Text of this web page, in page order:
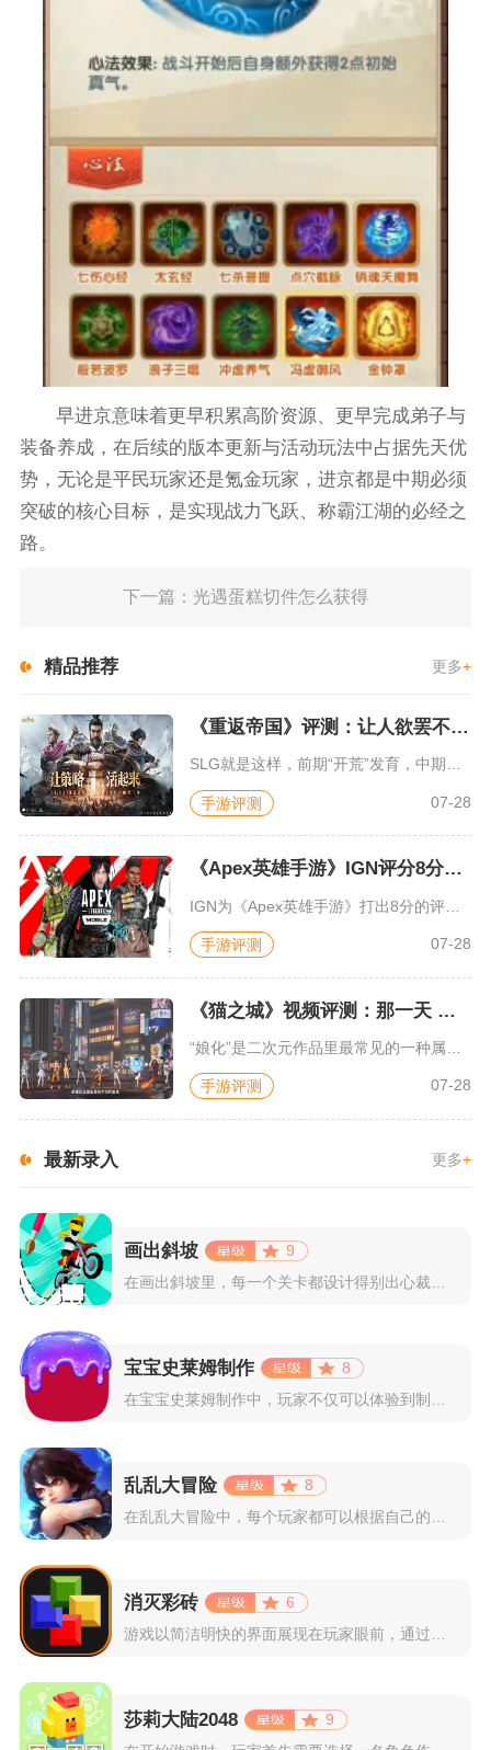
早进京意味着更早积累高阶资源、更早完成弟子与
装备养成，在后续的版本更新与活动玩法中占据先天优
势，无论是平民玩家还是氪金玩家，进京都是中期必须
突破的核心目标，是实现战力飞跃、称霸江湖的必经之
路。
下一篇：光遇蛋糕切件怎么获得
精品推荐 更多+
《重返帝国》评测：让人欲罢不能的新一代策略游戏
SLG就是这样，前期“开荒”发育，中期同盟混战抢地盘，后期争...
手游评测 07-28
《Apex英雄手游》IGN评分8分：对游戏未来抱有期待
IGN为《Apex英雄手游》打出8分的评价，测评者认为，《A...
手游评测 07-28
《猫之城》视频评测：那一天 我家的猫变成了猫娘
手游评测 07-28
最新录入 更多+
画出斜坡
9
在画出斜坡里，每一个关卡都设计得别出心裁。玩家需要利用手指在...
宝宝史莱姆制作
8
在宝宝史莱姆制作中，玩家不仅可以体验到制作史莱姆的乐趣，还能...
乱乱大冒险
8
消灭彩砖
6
莎莉大陆2048
9